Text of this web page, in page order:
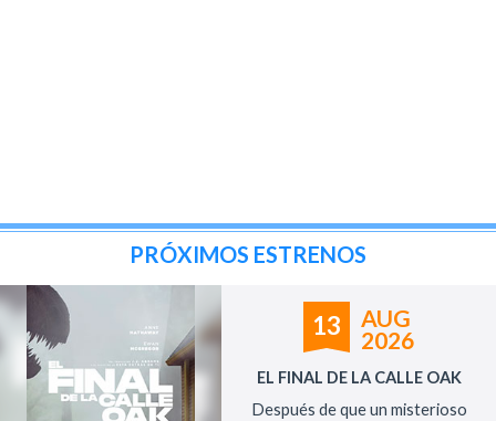
PRÓXIMOS ESTRENOS
13
AUG
2026
EL FINAL DE LA CALLE OAK
Después de que un misterioso